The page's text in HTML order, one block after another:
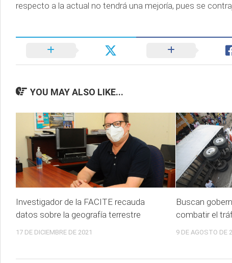
respecto a la actual no tendrá una mejoría, pues se
YOU MAY ALSO LIKE...
Investigador de la FACITE recauda
datos sobre la geografía terrestre
17 DE DICIEMBRE DE 2021
Buscan
combatir el
9 DE AGOSTO DE